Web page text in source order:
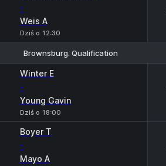
-
Weis A
Dziś o 12:30
Brownsburg. Qualification
Winter E
-
Young Gavin
Dziś o 18:00
Boyer T
-
Mayo A